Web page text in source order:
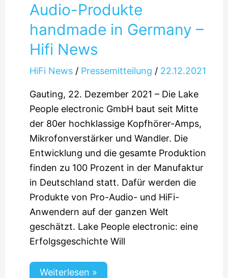
Audio-Produkte
handmade in Germany –
Hifi News
HiFi News/ Pressemitteilung / 22.12.2021
Gauting, 22. Dezember 2021 – Die Lake
People electronic GmbH baut seit Mitte
der 80er hochklassige Kopfhörer-Amps,
Mikrofonverstärker und Wandler. Die
Entwicklung und die gesamte Produktion
finden zu 100 Prozent in der Manufaktur
in Deutschland statt. Dafür werden die
Produkte von Pro-Audio- und HiFi-
Anwendern auf der ganzen Welt
geschätzt. Lake People electronic: eine
Erfolgsgeschichte Will
Weiterlesen »